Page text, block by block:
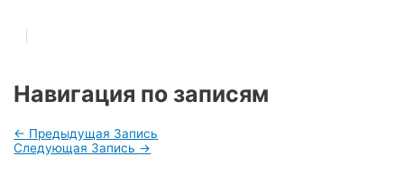
Навигация по записям
← Предыдущая Запись
Следующая Запись →